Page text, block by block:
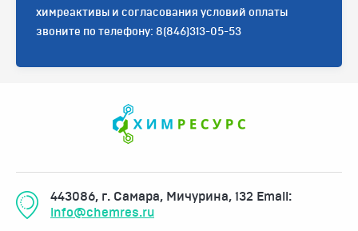
химреактивы и согласования условий оплаты
звоните по телефону: 8(846)313-05-53
443086, г. Самара, Мичурина, 132 Email:
info@chemres.ru